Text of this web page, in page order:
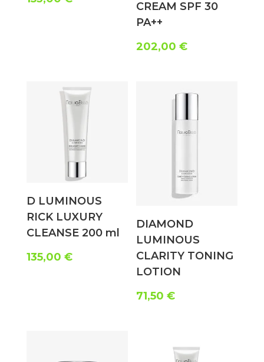
CREAM SPF 30
PA++
202,00€
D LUMINOUS
RICK LUXURY
CLEANSE 200 ml
135,00 €
DIAMOND
LUMINOUS
CLARITY TONING
LOTION
71,50€